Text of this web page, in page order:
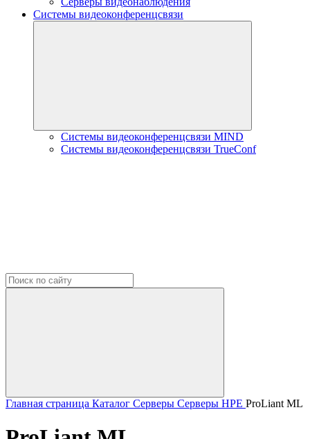
Системы видеоконференцсвязи
Системы видеоконференцсвязи MIND
Системы видеоконференцсвязи TrueConf
Главная страница Каталог Серверы Серверы HPE ProLiant ML